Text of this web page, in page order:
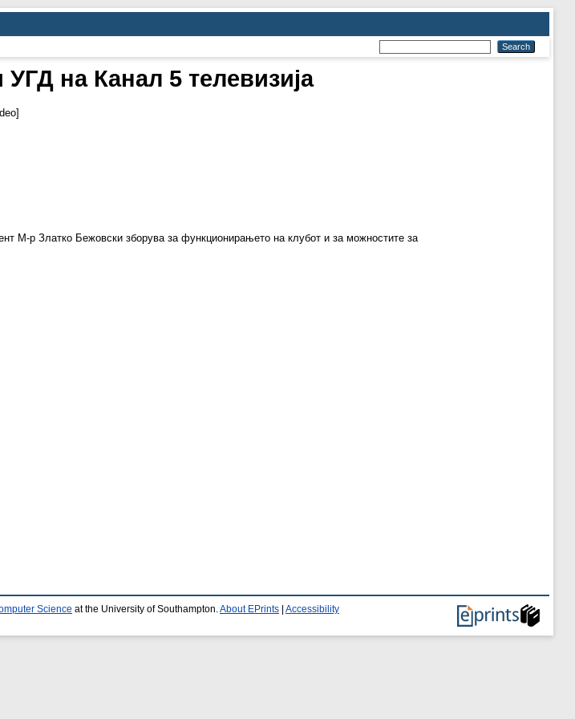
на Канал 5 телевизија
М-р Златко Бежовски зборува за функционирањето на клубот и за можностите за
Science at the University of Southampton. About EPrints Accessibility